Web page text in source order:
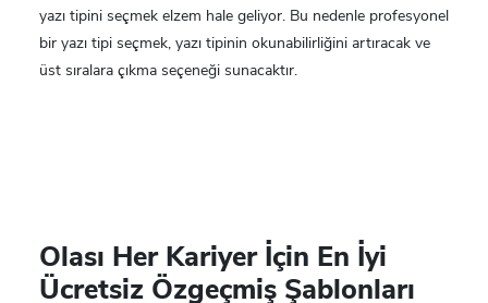
yazı tipini seçmek elzem hale geliyor. Bu nedenle profesyonel
bir yazı tipi seçmek, yazı tipinin okunabilirliğini artıracak ve
üst sıralara çıkma seçeneği sunacaktır.
Olası Her Kariyer İçin En İyi
Ücretsiz Özgeçmiş Şablonları